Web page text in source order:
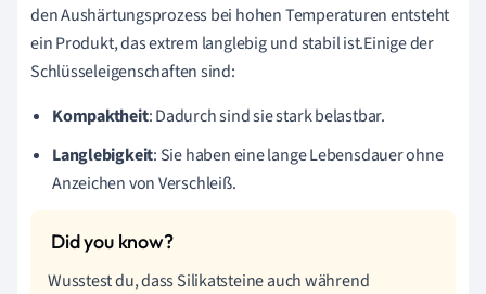
den Aushärtungsprozess bei hohen Temperaturen entsteht
ein Produkt, das extrem langlebig und stabil ist.Einige der
Schlüsseleigenschaften sind:
Kompaktheit: Dadurch sind sie stark belastbar.
Langlebigkeit: Sie haben eine lange Lebensdauer ohne
Anzeichen von Verschleiß.
Wusstest du, dass Silikatsteine auch während